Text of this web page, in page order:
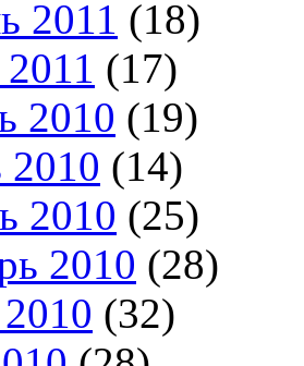
2011 (18)
(17)
2010 (19)
2010 (14)
2010 (25)
2010 (28)
(32)